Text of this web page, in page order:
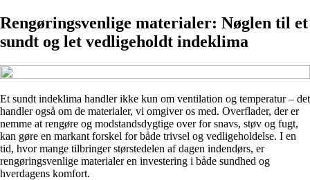
Rengøringsvenlige materialer: Nøglen til et
sundt og let vedligeholdt indeklima
Et sundt indeklima handler ikke kun om ventilation og temperatur – det
handler også om de materialer, vi omgiver os med. Overflader, der er
nemme at rengøre og modstandsdygtige over for snavs, støv og fugt,
kan gøre en markant forskel for både trivsel og vedligeholdelse. I en
tid, hvor mange tilbringer størstedelen af dagen indendørs, er
rengøringsvenlige materialer en investering i både sundhed og
hverdagens komfort.